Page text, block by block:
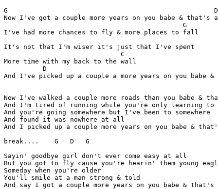
G                                                     D
Now I've got a couple more years on you babe & that's
                                              G
I've had more chances to fly & more places to fall
It's not that I'm wiser it's just that I've spent
                              C
More time with my back to the wall
D
And I've picked up a couple a more years on you babe
Now I've walked a couple more roads than you babe &
And I'm tired of running while you're only learning to
And you're going somewhere but I've been to somewhere
And found it was nowhere at all
And I picked up a couple more years on you babe &
break....    G   D   G
Sayin' goodbye girl don't ever come easy at all
But you got to fly cause you're hearin' them young
Someday when you're older
You'll smile at a man strong & told
And say I got a couple more years on you babe &